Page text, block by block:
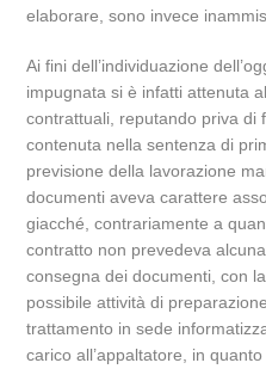
elaborare, sono invece
Ai fini dell’individuazione
impugnata si è infatti attenuta
contrattuali, reputando priva di
contenuta nella sentenza di
previsione della lavorazione
documenti aveva carattere
giacché, contrariamente a
contratto non prevedeva
consegna dei documenti, con
possibile attività di
trattamento in sede
carico all’appaltatore, in